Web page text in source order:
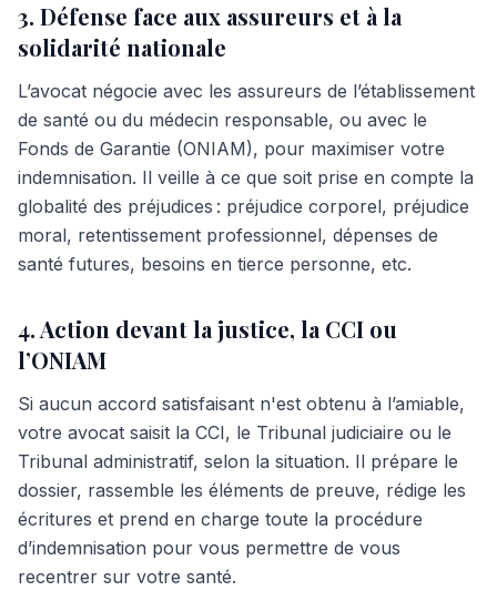
3. Défense face aux assureurs et à la
solidarité nationale
L’avocat négocie avec les assureurs de l’établissement
de santé ou du médecin responsable, ou avec le
Fonds de Garantie (ONIAM), pour maximiser votre
indemnisation. Il veille à ce que soit prise en compte la
globalité des préjudices : préjudice corporel, préjudice
moral, retentissement professionnel, dépenses de
santé futures, besoins en tierce personne, etc.
4. Action devant la justice, la CCI ou
l’ONIAM
Si aucun accord satisfaisant n'est obtenu à l’amiable,
votre avocat saisit la CCI, le Tribunal judiciaire ou le
Tribunal administratif, selon la situation. Il prépare le
dossier, rassemble les éléments de preuve, rédige les
écritures et prend en charge toute la procédure
d’indemnisation pour vous permettre de vous
recentrer sur votre santé.